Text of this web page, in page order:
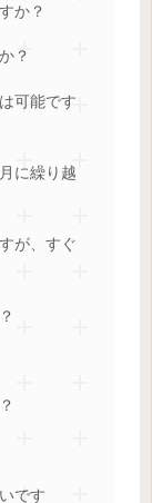
か？
？
可能です
に繰り越
が、すぐ
です